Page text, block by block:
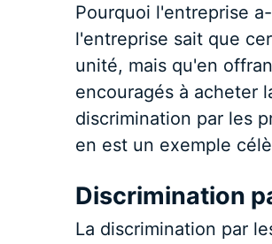
Pourquoi l'entreprise
l'entreprise sait que
unité, mais qu'en
encouragés à acheter
discrimination par les
en est un exemple
Discrimination
La discrimination par